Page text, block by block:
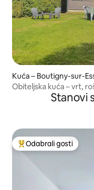
Kuća – Boutigny-sur-
Obiteljska kuća – vrt,
Stanovi
Među najviše
Odabrali gosti